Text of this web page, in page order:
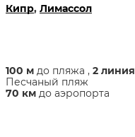
Кипр, Лимассол
100 м до пляжа , 2 линия
Песчаный пляж
70 км до аэропорта